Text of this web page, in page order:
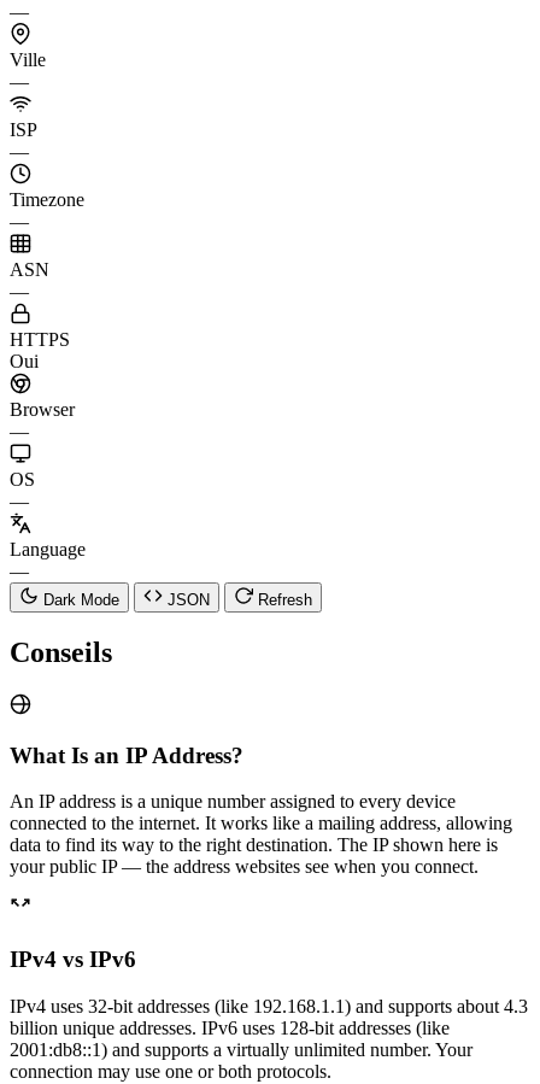
—
Ville
—
ISP
—
Timezone
—
ASN
—
HTTPS
Oui
Browser
—
OS
—
Language
—
Dark Mode JSON Refresh
Conseils
What Is an IP Address?
An IP address is a unique number assigned to every device
connected to the internet. It works like a mailing address, allowing
data to find its way to the right destination. The IP shown here is
your public IP — the address websites see when you connect.
IPv4 vs IPv6
IPv4 uses 32-bit addresses (like 192.168.1.1) and supports about 4.3
billion unique addresses. IPv6 uses 128-bit addresses (like
2001:db8::1) and supports a virtually unlimited number. Your
connection may use one or both protocols.